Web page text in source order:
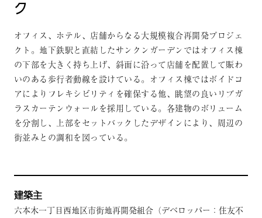
ク
オフィス、ホテル、店舗からなる大規模複合再開発プロジェ
クト。地下鉄駅と直結したサンクンガーデンではオフィス棟
の下部を大きく持ち上げ、斜面に沿って店舗を配置して賑わ
いのある歩行者動線を設けている。オフィス棟ではボイドコ
アによりフレキシビリティを確保する他、眺望の良いリブガ
ラスカーテンウォールを採用している。各建物のボリューム
を分割し、上部をセットバックしたデザインにより、周辺の
街並みとの調和を図っている。
建築主
六本木一丁目西地区市街地再開発組合（デベロッパー：住友不